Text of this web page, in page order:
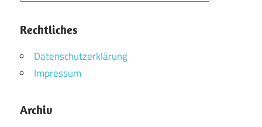
Rechtliches
Datenschutzerklärung
Impressum
Archiv